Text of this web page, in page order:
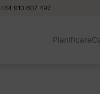
+34 910 607 497
Pianificare